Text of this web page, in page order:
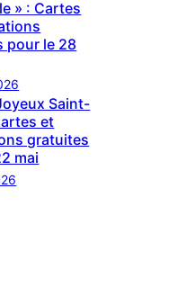
» : Cartes
pour le 28
Saint-
et
gratuites
mai